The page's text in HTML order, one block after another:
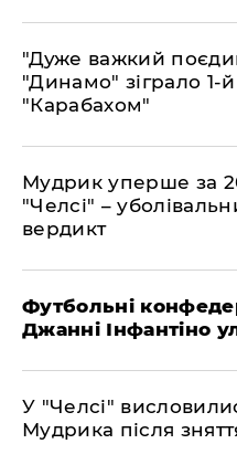
"Дуже важкий
"Динамо" зіграло 1-й
"Карабахом"
​Мудрик уперше за 20
"Челсі" –
вердикт
Футбольні
Джанні Інфантіно
У "Челсі"
Мудрика після